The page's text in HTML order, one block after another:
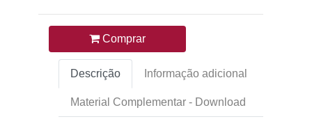
Comprar
Descrição Informação adicional
Material Complementar - Download